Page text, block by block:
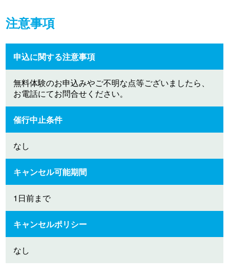
注意事項
申込に関する注意事項
無料体験のお申込みやご不明な点等ございましたら、
お電話にてお問合せください。
催行中止条件
なし
キャンセル可能期間
1日前まで
キャンセルポリシー
なし